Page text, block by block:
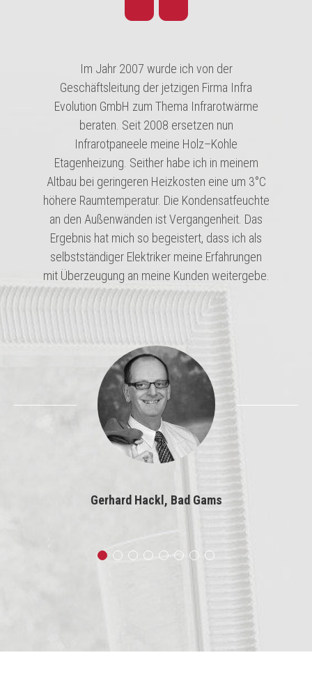
Im Jahr 2007 wurde ich von der
Geschäftsleitung der jetzigen Firma Infra
Evolution GmbH zum Thema Infrarotwärme
beraten. Seit 2008 ersetzen nun
Infrarotpaneele meine Holz–Kohle
Etagenheizung. Seither habe ich in meinem
Altbau bei geringeren Heizkosten eine um 3°C
höhere Raumtemperatur. Die Kondensatfeuchte
an den Außenwänden ist Vergangenheit. Das
Ergebnis hat mich so begeistert, dass ich als
selbstständiger Elektriker meine Erfahrungen
mit Überzeugung an meine Kunden weitergebe.
Gerhard Hackl, Bad Gams